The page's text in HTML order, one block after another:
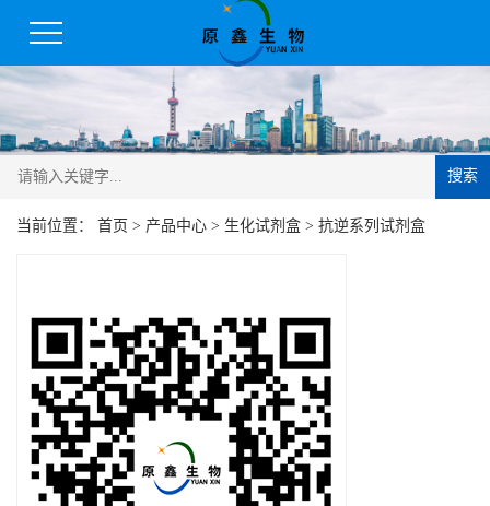
搜索
当前位置： 首页 > 产品中心 > 生化试剂盒 > 抗逆系列试剂盒